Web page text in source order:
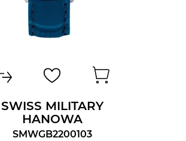
SWISS MILITARY
HANOWA
SMWGB2200103